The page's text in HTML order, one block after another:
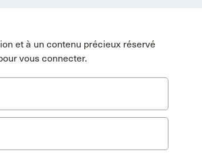
et à un contenu précieux réservé
vous connecter.